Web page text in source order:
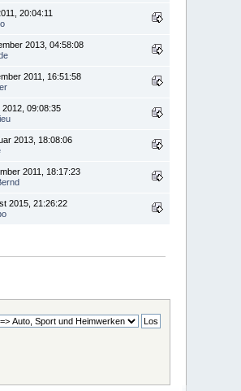
20:04:11
2013, 04:58:08
2011, 16:51:58
09:08:35
2013, 18:08:06
2011, 18:17:23
2015, 21:26:22